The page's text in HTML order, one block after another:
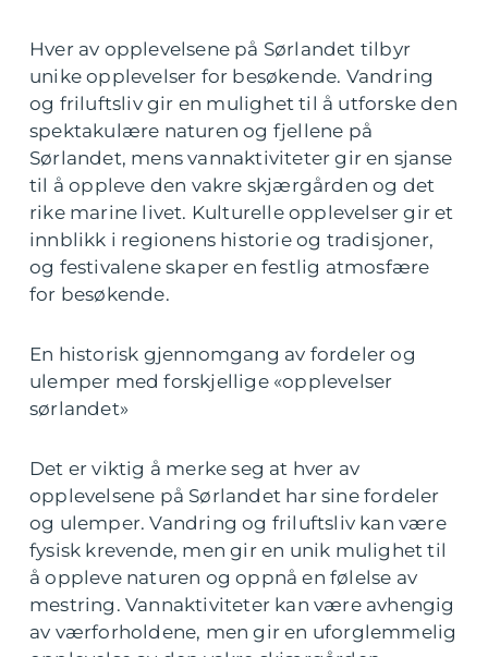
Hver av opplevelsene på Sørlandet tilbyr
unike opplevelser for besøkende. Vandring
og friluftsliv gir en mulighet til å utforske den
spektakulære naturen og fjellene på
Sørlandet, mens vannaktiviteter gir en sjanse
til å oppleve den vakre skjærgården og det
rike marine livet. Kulturelle opplevelser gir et
innblikk i regionens historie og tradisjoner,
og festivalene skaper en festlig atmosfære
for besøkende.
En historisk gjennomgang av fordeler og
ulemper med forskjellige «opplevelser
sørlandet»
Det er viktig å merke seg at hver av
opplevelsene på Sørlandet har sine fordeler
og ulemper. Vandring og friluftsliv kan være
fysisk krevende, men gir en unik mulighet til
å oppleve naturen og oppnå en følelse av
mestring. Vannaktiviteter kan være avhengig
av værforholdene, men gir en uforglemmelig